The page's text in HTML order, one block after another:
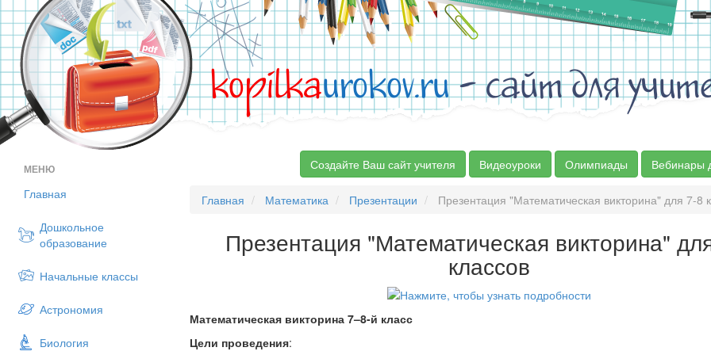
kopilkaurokov.ru- сайт для
МЕНЮ
Главная
Дошкольное
образование
Начальные классы
Астрономия
Биология
Создайте Ваш сайт учителя Видеоуроки Олимпиады Вебинары
Главная Математика Презентации Презентация "Математическая викторина" для 7-8
Презентация "Математическая викторина"
классов
Математическая викторина 7–8-й класс
Цели проведения: